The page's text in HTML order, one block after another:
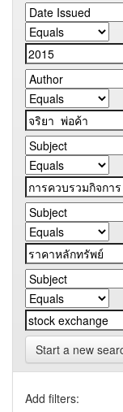
Start a new
Add filters: